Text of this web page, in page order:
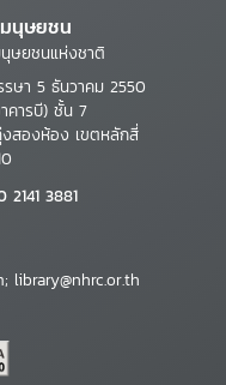
นุษยชน
ษยชนแห่งชาติ
ษา 5 ธันวาคม 2550
คารบี) ชั้น 7
สองห้อง เขตหลักสี่
2141 3881
library@nhrc.or.th